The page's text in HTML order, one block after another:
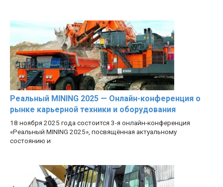
Реальный MINING 2025 — Онлайн-конференция о
рынке карьерной техники и оборудования
18 ноября 2025 года состоится 3-я онлайн-конференция
«Реальный MINING 2025», посвящённая актуальному
состоянию и